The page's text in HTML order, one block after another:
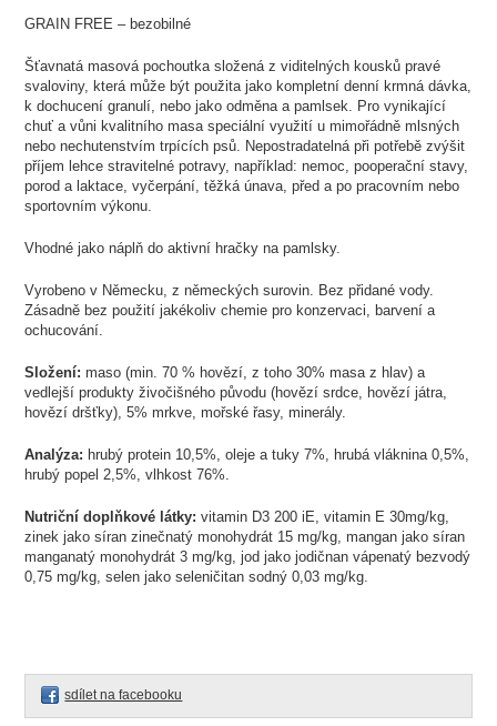
GRAIN FREE – bezobilné
Šťavnatá masová pochoutka složená z viditelných kousků pravé
svaloviny, která může být použita jako kompletní denní krmná dávka,
k dochucení granulí, nebo jako odměna a pamlsek. Pro vynikající
chuť a vůni kvalitního masa speciální využití u mimořádně mlsných
nebo nechutenstvím trpících psů. Nepostradatelná při potřebě zvýšit
příjem lehce stravitelné potravy, například: nemoc, pooperační stavy,
porod a laktace, vyčerpání, těžká únava, před a po pracovním nebo
sportovním výkonu.
Vhodné jako náplň do aktivní hračky na pamlsky.
Vyrobeno v Německu, z německých surovin. Bez přidané vody.
Zásadně bez použití jakékoliv chemie pro konzervaci, barvení a
ochucování.
Složení: maso (min. 70 % hovězí, z toho 30% masa z hlav) a
vedlejší produkty živočišného původu (hovězí srdce, hovězí játra,
hovězí dršťky), 5% mrkve, mořské řasy, minerály.
Analýza: hrubý protein 10,5%, oleje a tuky 7%, hrubá vláknina 0,5%,
hrubý popel 2,5%, vlhkost 76%.
Nutriční doplňkové látky: vitamin D3 200 iE, vitamin E 30mg/kg,
zinek jako síran zinečnatý monohydrát 15 mg/kg, mangan jako síran
manganatý monohydrát 3 mg/kg, jod jako jodičnan vápenatý bezvodý
0,75 mg/kg, selen jako seleničitan sodný 0,03 mg/kg.
sdílet na facebooku